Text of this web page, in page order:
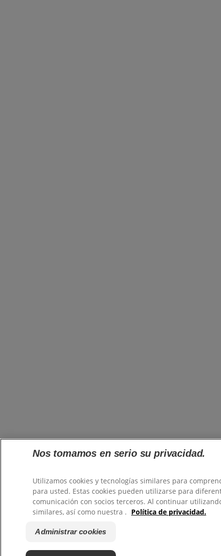
Nos tomamos en serio su privacidad.
Utilizamos cookies y tecnologías similares para
para usted. Estas cookies pueden utilizarse para
comunicación con socios terceros. Al continuar
similares, así como nuestra . Política de privacidad.
Administrar cookies